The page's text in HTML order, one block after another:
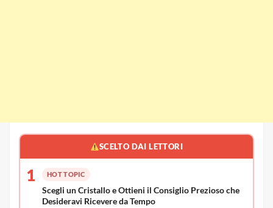
SCELTO DAI LETTORI
1 HOT TOPIC
Scegli un Cristallo e Ottieni il Consiglio Prezioso che
Desideravi Ricevere da Tempo